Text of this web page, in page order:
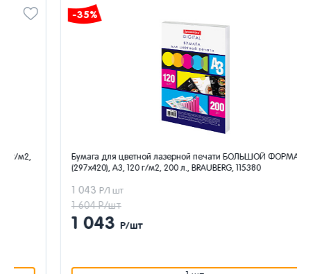
-35%
Бумага для цветной лазерной печати БОЛЬШОЙ ФОРМАТ
(297х420), А3, 120 г/м2, 200 л., BRAUBERG, 115380
Р/1 шт
1 604 Р/шт
1 043 Р/шт